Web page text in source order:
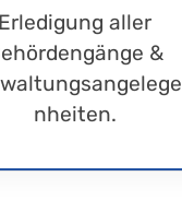
Erledigung aller
&
nheiten.